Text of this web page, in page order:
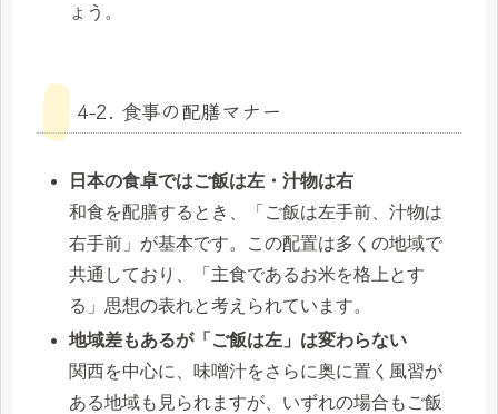
ょう。
4-2. 食事の配膳マナー
日本の食卓ではご飯は左・汁物は右
和食を配膳するとき、「ご飯は左手前、汁物は
右手前」が基本です。この配置は多くの地域で
共通しており、「主食であるお米を格上とす
る」思想の表れと考えられています。
地域差もあるが「ご飯は左」は変わらない
関西を中心に、味噌汁をさらに奥に置く風習が
ある地域も見られますが、いずれの場合もご飯